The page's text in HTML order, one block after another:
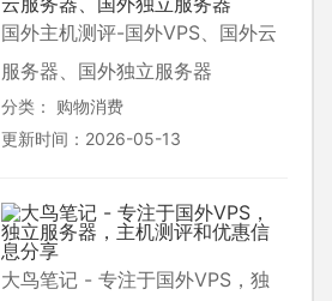
国外主机测评-国外VPS、国外云
服务器、国外独立服务器
分类： 购物消费
更新时间：2026-05-13
大鸟笔记 - 专注于国外VPS，独